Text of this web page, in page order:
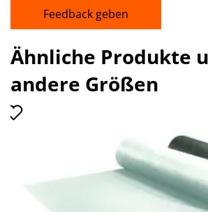
Feedback geben
Ähnliche Produkte
andere Größen